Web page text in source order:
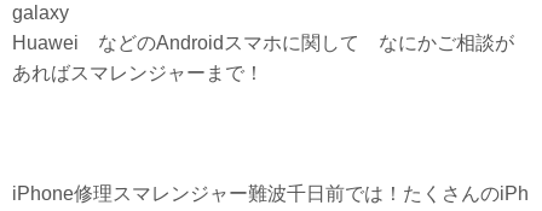
galaxy
Huawei などのAndroidスマホに関して なにかご相談が
あればスマレンジャーまで！
iPhone修理スマレンジャー難波千日前では！たくさんのiPh